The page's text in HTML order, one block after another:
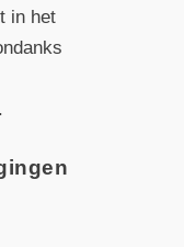
in het